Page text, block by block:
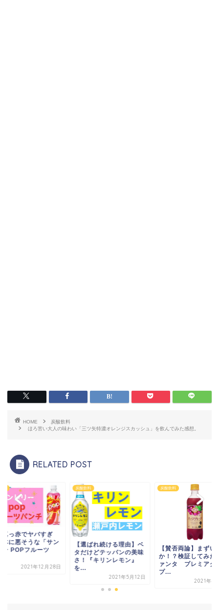
HOME
炭酸飲料
ほろ苦い大人の味わい「三ツ矢特濃オレンジスカッシュ」を飲んでみた感想。
RELATED POST
ばれ続ける理由】ベ
けどテッパンの美味
炭酸飲料
【賛否両論】まずいの
か！？検証してみた『フ
ァンタ プレミアグレー
プ...
2021年4月10日
炭酸飲料
液が真っ赤でヤバす
る！体に悪そうな「
トリー POPフルーツ
パ...
2021年12